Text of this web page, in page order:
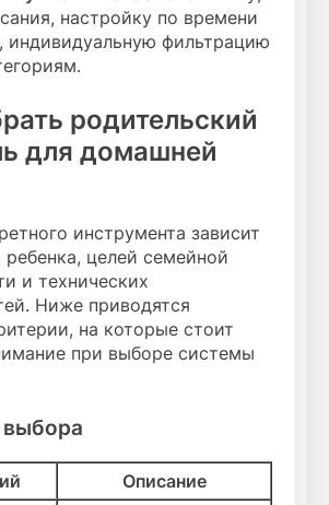
настройку по времени
индивидуальную фильтрацию
родительский
для домашней
инструмента зависит
ребенка, целей семейной
и технических
Ниже приводятся
на которые стоит
при выборе системы
Описание